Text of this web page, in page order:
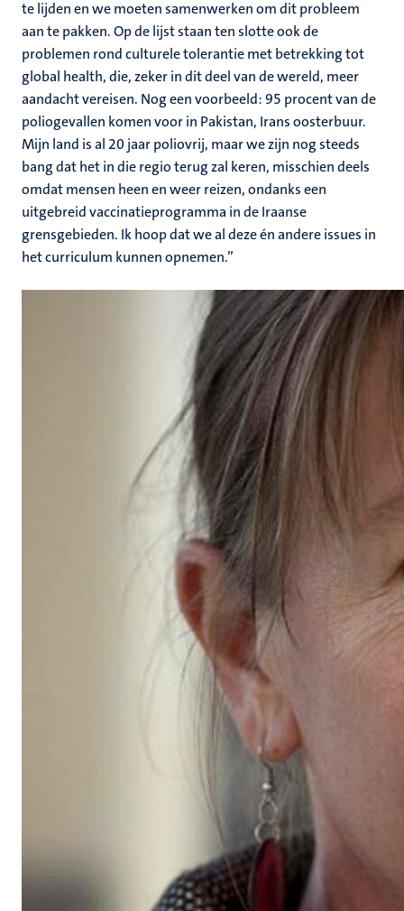
te lijden en we moeten samenwerken om dit probleem
aan te pakken. Op de lijst staan ten slotte ook de
problemen rond culturele tolerantie met betrekking tot
global health, die, zeker in dit deel van de wereld, meer
aandacht vereisen. Nog een voorbeeld: 95 procent van de
poliogevallen komen voor in Pakistan, Irans oosterbuur.
Mijn land is al 20 jaar poliovrij, maar we zijn nog steeds
bang dat het in die regio terug zal keren, misschien deels
omdat mensen heen en weer reizen, ondanks een
uitgebreid vaccinatieprogramma in de Iraanse
grensgebieden. Ik hoop dat we al deze én andere issues in
het curriculum kunnen opnemen.”